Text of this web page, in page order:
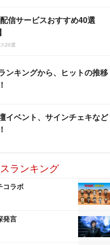
信サービスおすすめ40選
20選
ンキングから、ヒットの推移
イベント、サインチェキなど
ランキング
コラボ
発言